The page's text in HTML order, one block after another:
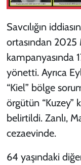
Savcılığın
ortasından 2025
kampanyasında
yönetti. Ayrıca
“Kiel” bölge
örgütün “Kuzey”
belirtildi. Zanlı,
cezaevinde.
64 yaşındaki